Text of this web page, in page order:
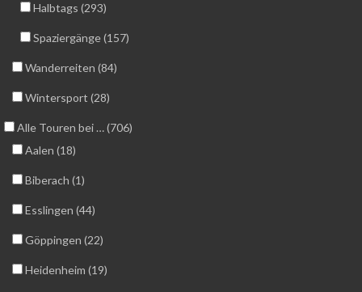
Halbtags (293)
Spaziergänge (157)
Wanderreiten (84)
Wintersport (28)
Alle Touren bei … (706)
Aalen (18)
Biberach (1)
Esslingen (44)
Göppingen (22)
Heidenheim (19)